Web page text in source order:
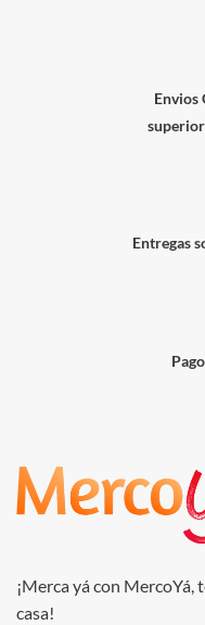
Envios
Entregas
¡Merca yá con
casa!